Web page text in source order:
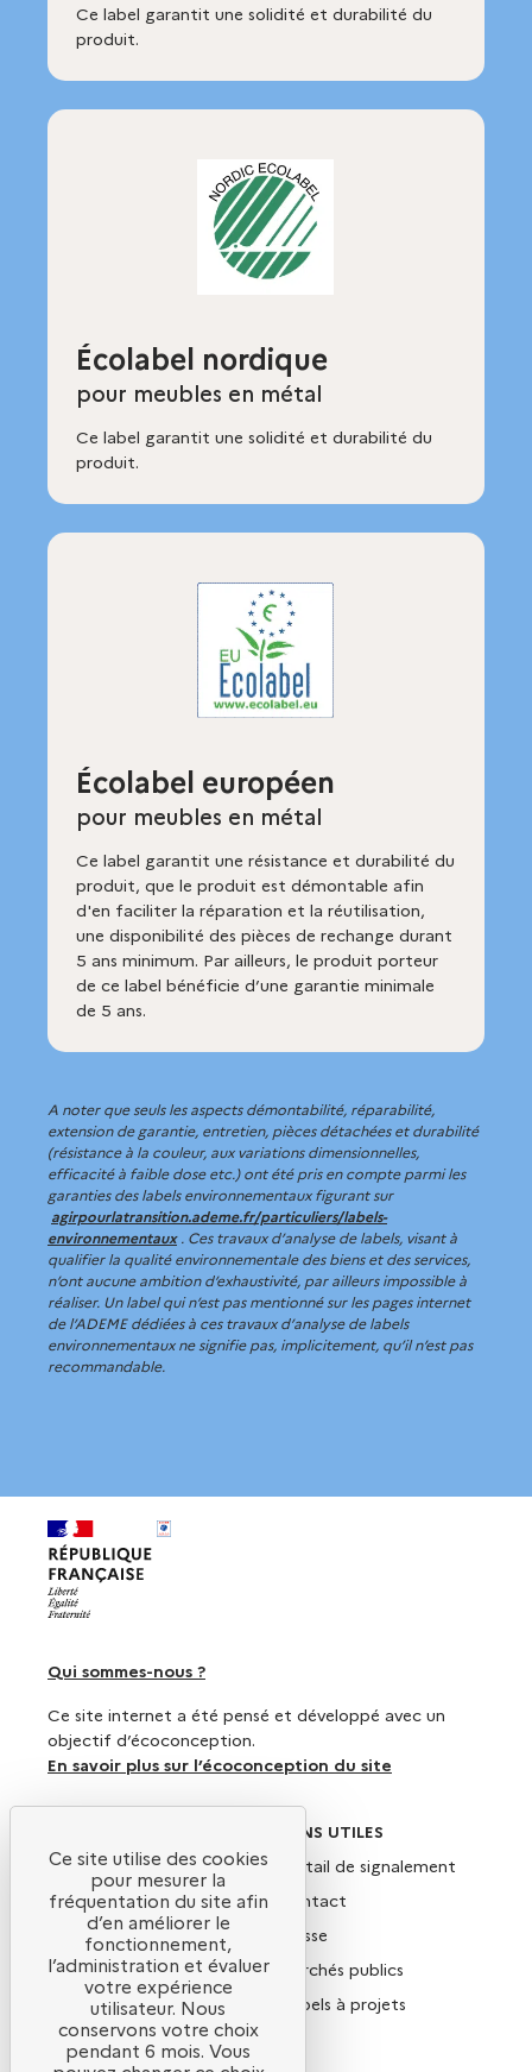
Ce label garantit une solidité et durabilité du
produit.
Écolabel nordique
pour meubles en métal
Ce label garantit une solidité et durabilité du
produit.
Écolabel européen
pour meubles en métal
Ce label garantit une résistance et durabilité du
produit, que le produit est démontable afin
d'en faciliter la réparation et la réutilisation,
une disponibilité des pièces de rechange durant
5 ans minimum. Par ailleurs, le produit porteur
de ce label bénéficie d’une garantie minimale
de 5 ans.
A noter que seuls les aspects démontabilité, réparabilité,
extension de garantie, entretien, pièces détachées et durabilité
(résistance à la couleur, aux variations dimensionnelles,
efficacité à faible dose etc.) ont été pris en compte parmi les
garanties des labels environnementaux figurant sur
agirpourlatransition.ademe.fr/particuliers/labels-
environnementaux . Ces travaux d’analyse de labels, visant à
qualifier la qualité environnementale des biens et des services,
n’ont aucune ambition d’exhaustivité, par ailleurs impossible à
réaliser. Un label qui n’est pas mentionné sur les pages internet
de l’ADEME dédiées à ces travaux d’analyse de labels
environnementaux ne signifie pas, implicitement, qu’il n’est pas
recommandable.
Qui sommes-nous ?
Ce site internet a été pensé et développé avec un
objectif d’écoconception.
En savoir plus sur l’écoconception du site
X
Linkedin
Instagram
YouTube
Newsletter
Nous rejoindre
LIENS UTILES
Portail de signalement
Contact
Presse
Marchés publics
Appels à projets
Ce site utilise des cookies
pour mesurer la
fréquentation du site afin
d’en améliorer le
fonctionnement,
l’administration et évaluer
votre expérience
utilisateur. Nous
conservons votre choix
pendant 6 mois. Vous